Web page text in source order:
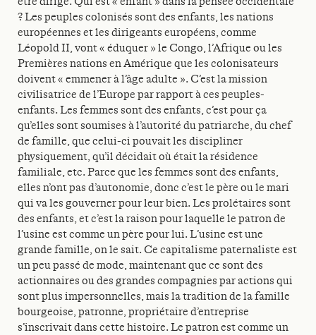
? Les peuples colonisés sont des enfants, les nations
européennes et les dirigeants européens, comme
Léopold II, vont « éduquer » le Congo, l’Afrique ou les
Premières nations en Amérique que les colonisateurs
doivent « emmener à l’âge adulte ». C’est la mission
civilisatrice de l’Europe par rapport à ces peuples-
enfants. Les femmes sont des enfants, c’est pour ça
qu’elles sont soumises à l’autorité du patriarche, du chef
de famille, que celui-ci pouvait les discipliner
physiquement, qu’il décidait où était la résidence
familiale, etc. Parce que les femmes sont des enfants,
elles n’ont pas d’autonomie, donc c’est le père ou le mari
qui va les gouverner pour leur bien. Les prolétaires sont
des enfants, et c’est la raison pour laquelle le patron de
l’usine est comme un père pour lui. L’usine est une
grande famille, on le sait. Ce capitalisme paternaliste est
un peu passé de mode, maintenant que ce sont des
actionnaires ou des grandes compagnies par actions qui
sont plus impersonnelles, mais la tradition de la famille
bourgeoise, patronne, propriétaire d’entreprise
s’inscrivait dans cette histoire. Le patron est comme un